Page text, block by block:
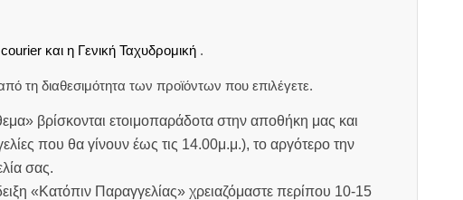
και η Γενική Ταχυδρομική.
τη διαθεσιμότητα των προϊόντων που επιλέγετε.
βρίσκονται ετοιμοπαράδοτα στην αποθήκη μας και
που θα γίνουν έως τις 14.00μ.μ.), το αργότερο την
σας.
«Κατόπιν Παραγγελίας» χρειαζόμαστε περίπου 10-15